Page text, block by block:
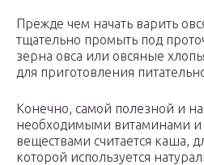
Прежде чем начать варить
тщательно промыть под
зерна овса или овсяные
для приготовления
Конечно, самой полезной и
необходимыми витаминами
веществами считается каша,
которой используется